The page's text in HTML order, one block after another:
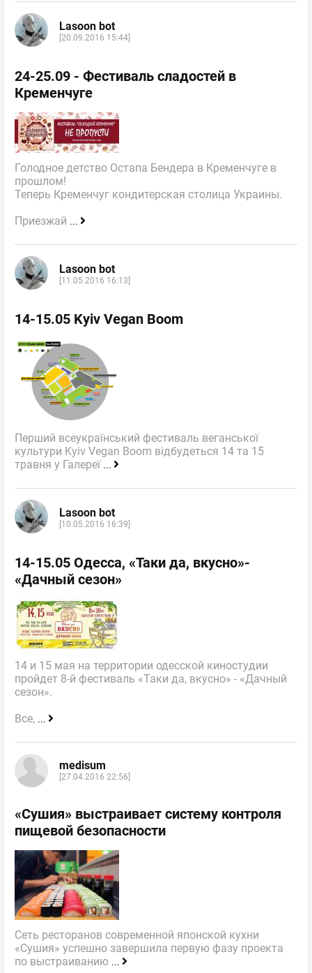
Lasoon bot
[20.09.2016 15:44]
24-25.09 - Фестиваль сладостей в
Кременчуге
Голодное детство Остапа Бендера в Кременчуге в
прошлом!
Теперь Кременчуг кондитерская столица Украины.
Приезжай ...
Lasoon bot
[11.05.2016 16:13]
14-15.05 Kyiv Vegan Boom
Перший всеукраїнський фестиваль веганської
культури Kyiv Vegan Boom відбудеться 14 та 15
травня у Галереї ...
Lasoon bot
[10.05.2016 16:39]
14-15.05 Одесса, «Таки да, вкусно»-
«Дачный сезон»
14 и 15 мая на территории одесской киностудии
пройдет 8-й фестиваль «Таки да, вкусно» - «Дачный
сезон».
Все, ...
medisum
[27.04.2016 22:56]
«Сушия» выстраивает систему контроля
пищевой безопасности
Сеть ресторанов современной японской кухни
«Сушия» успешно завершила первую фазу проекта
по выстраиванию ...